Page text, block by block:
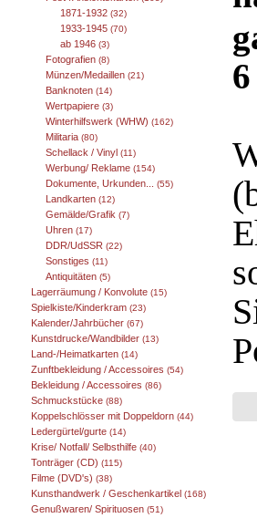
1871-1932 (32)
1933-1945 (70)
ab 1946 (3)
Fotografien (8)
Münzen/Medaillen (21)
Banknoten (14)
Wertpapiere (3)
Winterhilfswerk (WHW) (162)
Militaria (80)
Schellack / Vinyl (11)
Werbung/ Reklame (154)
Dokumente, Urkunden... (55)
Landkarten (12)
Gemälde/Grafik (7)
Uhren (17)
DDR/UdSSR (22)
Sonstiges (11)
Antiquitäten (5)
Lagerräumung / Konvolute (15)
Spielkiste/Kinderkram (23)
Kalender/Jahrbücher (67)
Kunstdrucke/Wandbilder (13)
Land-/Heimatkarten (14)
Zunftbekleidung / Accessoires (54)
Bekleidung / Accessoires (86)
Schmuckstücke (88)
Koppelschlösser mit Doppeldorn (44)
Ledergürtel/gurte (14)
Krise/ Notfall/ Selbsthilfe (40)
Tonträger (CD) (115)
Filme (DVD's) (38)
Kunsthandwerk / Geschenkartikel (168)
Genußwaren/ Spirituosen (51)